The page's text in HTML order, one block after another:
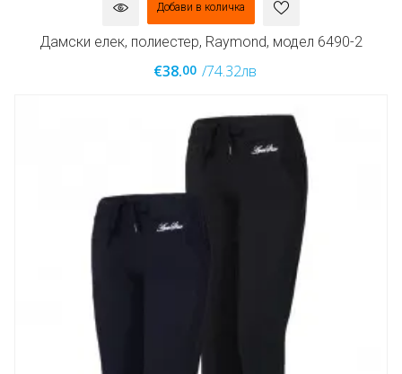
Добави в количка
Дамски елек, полиестер, Raymond, модел 6490-2
€38.00 /74.32лв